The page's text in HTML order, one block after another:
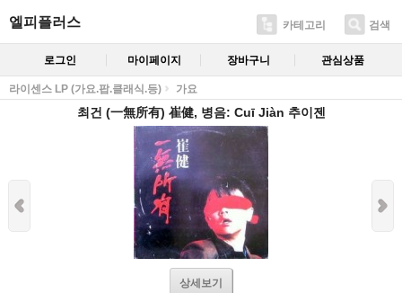
엘피플러스 카테고리 검색
로그인 마이페이지 장바구니 관심상품
라이센스 LP (가요.팝.클래식.등) 가요
최건 (一無所有) 崔健, 병음: Cuī Jiàn 추이젠
상세보기